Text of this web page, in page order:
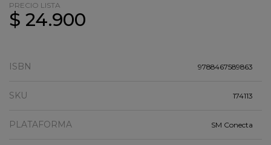
PRECIO LISTA
$ 24.900
ISBN 9788467589863
SKU 174113
PLATAFORMA SM Conecta